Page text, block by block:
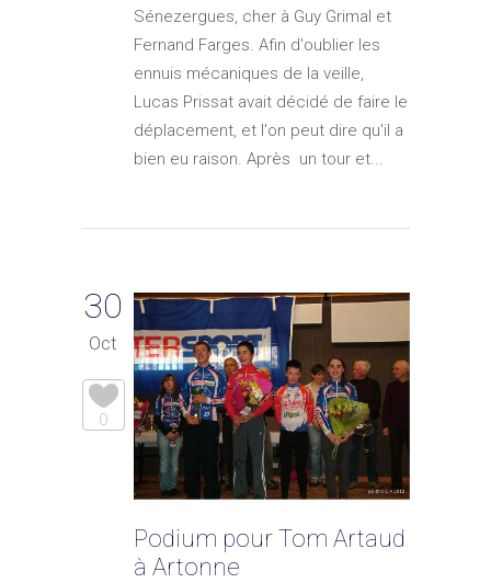
Sénezergues, cher à Guy Grimal et
Fernand Farges. Afin d'oublier les
ennuis mécaniques de la veille,
Lucas Prissat avait décidé de faire le
déplacement, et l'on peut dire qu'il a
bien eu raison. Après un tour et...
30
Oct
0
Podium pour Tom Artaud
à Artonne